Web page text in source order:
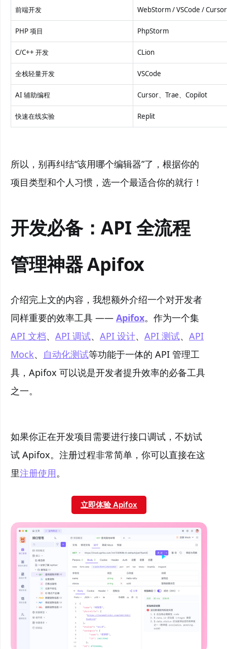
前端开发 WebStorm / VSCode /
PHP 项目 PhpStorm
C/C++ 开发 CLion
全栈轻量开发 VSCode
AI 辅助编程 Cursor、Trae、Copilot
快速在线实验 Replit
所以，别再纠结“该用哪个编辑器”了，根据你的
项目类型和个人习惯，选一个最适合你的就行！
开发必备：API 全流程
管理神器 Apifox
介绍完上文的内容，我想额外介绍一个对开发者
同样重要的效率工具 —— Apifox。作为一个集
API 文档、 API 调试、 API 设计、 API 测试、 API
Mock、 自动化测试等功能于一体的 API 管理工
具，Apifox 可以说是开发者提升效率的必备工具
之一。
如果你正在开发项目需要进行接口调试，不妨试
试 Apifox。注册过程非常简单，你可以直接在这
里注册使用。
立即体验 Apifox